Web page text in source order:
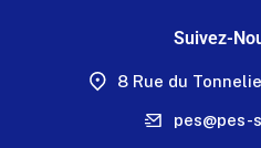
Suivez-
8 Rue du